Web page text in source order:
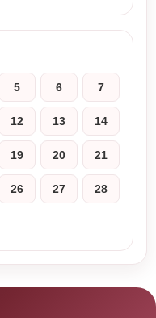
5 6 7
12 13 14
19 20 21
26 27 28